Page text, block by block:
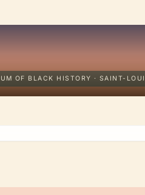
OF BLACK HISTORY · SAINT-